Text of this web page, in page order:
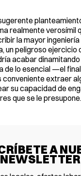
realmente verosímil
la mayor
un peligroso ejercicio
acabar
de lo esencial —el
extraer
su capacidad de
que se le presupone.
A